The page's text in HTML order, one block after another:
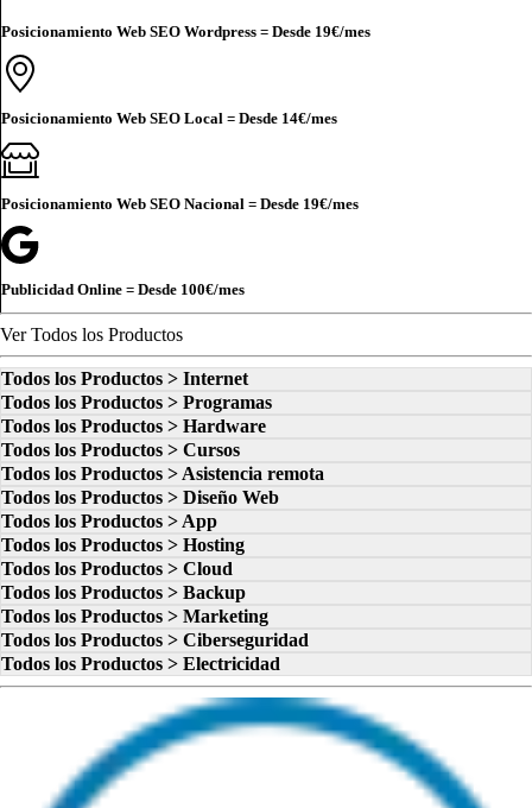
Posicionamiento Web SEO Wordpress = Desde 19€/mes
Posicionamiento Web SEO Local = Desde 14€/mes
Posicionamiento Web SEO Nacional = Desde 19€/mes
Publicidad Online = Desde 100€/mes
Ver Todos los Productos
Todos los Productos > Internet
Todos los Productos > Programas
Todos los Productos > Hardware
Todos los Productos > Cursos
Todos los Productos > Asistencia remota
Todos los Productos > Diseño Web
Todos los Productos > App
Todos los Productos > Hosting
Todos los Productos > Cloud
Todos los Productos > Backup
Todos los Productos > Marketing
Todos los Productos > Ciberseguridad
Todos los Productos > Electricidad